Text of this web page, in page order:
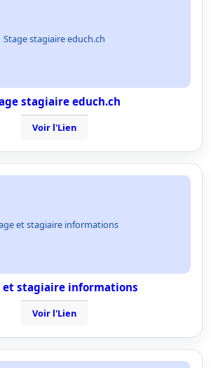
Stage stagiaire educh.ch
stagiaire educh.ch
Voir l'Lien
et stagiaire informations
et stagiaire informations
Voir l'Lien